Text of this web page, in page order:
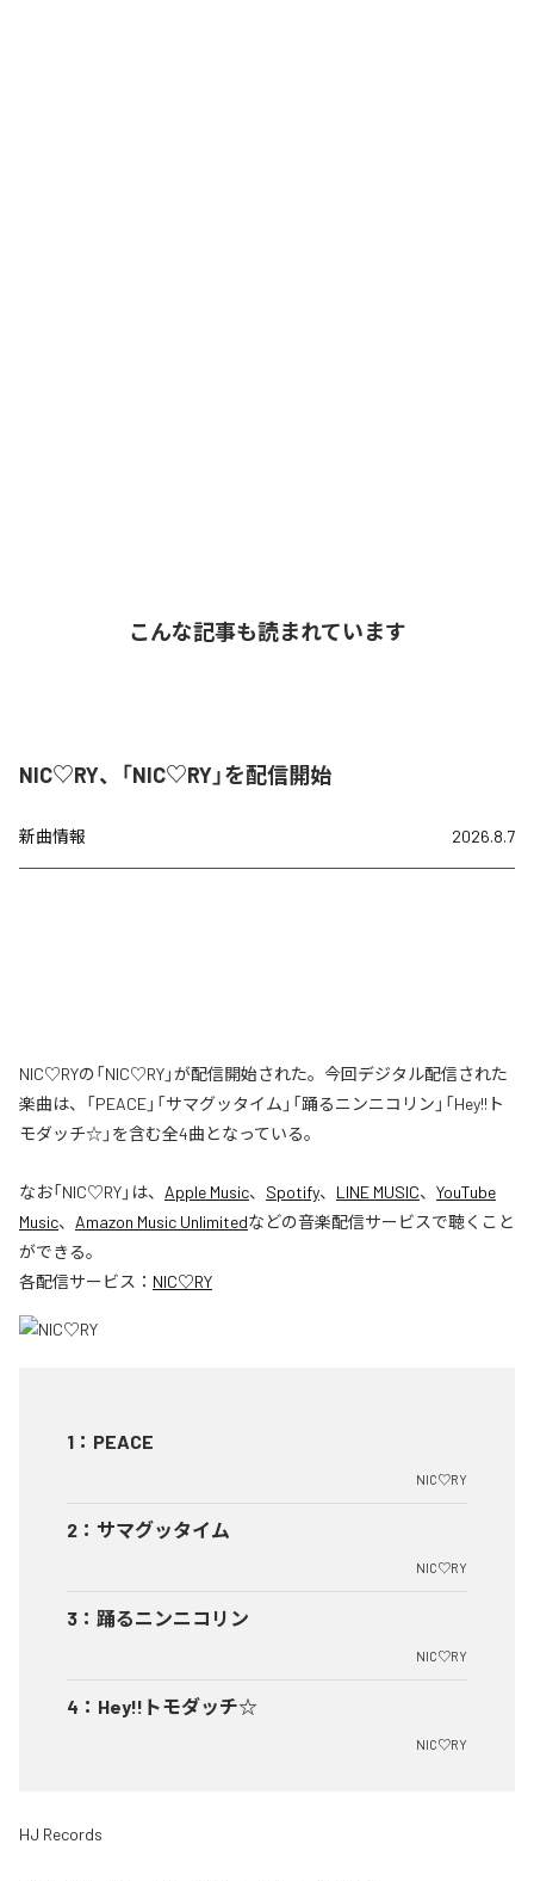
こんな記事も読まれています
NIC♡RY、「NIC♡RY」を配信開始
新曲情報 2026.8.7
NIC♡RYの「NIC♡RY」が配信開始された。今回デジタル配信された
楽曲は、「PEACE」「サマグッタイム」「踊るニンニコリン」「Hey!!ト
モダッチ☆」を含む全4曲となっている。
なお「NIC♡RY」は、 Apple Music、 Spotify、 LINE MUSIC、 YouTube
Music、 Amazon Music Unlimitedなどの音楽配信サービスで聴くこと
ができる。
各配信サービス： NIC♡RY
1 ： PEACE
NIC♡RY
2 ： サマグッタイム
NIC♡RY
3 ： 踊るニンニコリン
NIC♡RY
4 ： Hey!!トモダッチ☆
NIC♡RY
HJ Records